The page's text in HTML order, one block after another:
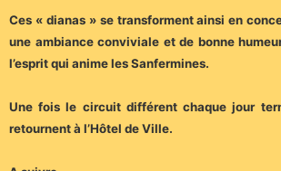
Ces « dianas » se transforment ainsi en
une ambiance conviviale et de bonne
l’esprit qui anime les Sanfermines.
Une fois le circuit différent chaque jour
retournent à l’Hôtel de Ville.